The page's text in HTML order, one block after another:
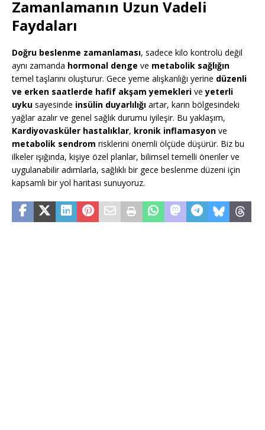
Zamanlamanın Uzun Vadeli
Faydaları
Doğru beslenme zamanlaması, sadece kilo kontrolü değil
aynı zamanda hormonal denge ve metabolik sağlığın
temel taşlarını oluşturur. Gece yeme alışkanlığı yerine düzenli
ve erken saatlerde hafif akşam yemekleri veyeterli
uyku sayesinde insülin duyarlılığı artar, karın bölgesindeki
yağlar azalır ve genel sağlık durumu iyileşir. Bu yaklaşım,
Kardiyovasküler hastalıklar, kronik inflamasyon ve
metabolik sendrom risklerini önemli ölçüde düşürür. Biz bu
ilkeler ışığında, kişiye özel planlar, bilimsel temelli öneriler ve
uygulanabilir adımlarla, sağlıklı bir gece beslenme düzeni için
kapsamlı bir yol haritası sunuyoruz.